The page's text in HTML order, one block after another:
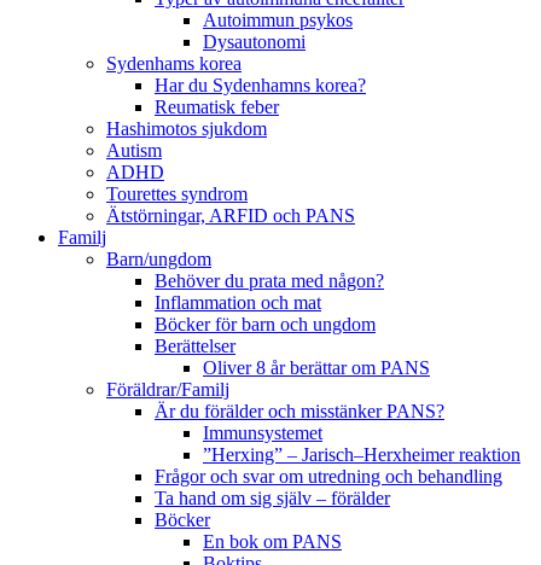
Autoimmun psykos
Dysautonomi
Sydenhams korea
Har du Sydenhamns korea?
Reumatisk feber
Hashimotos sjukdom
Autism
ADHD
Tourettes syndrom
Ätstörningar, ARFID och PANS
Familj
Barn/ungdom
Behöver du prata med någon?
Inflammation och mat
Böcker för barn och ungdom
Berättelser
Oliver 8 år berättar om PANS
Föräldrar/Familj
Är du förälder och misstänker PANS?
Immunsystemet
”Herxing” – Jarisch–Herxheimer reaktion
Frågor och svar om utredning och behandling
Ta hand om sig själv – förälder
Böcker
En bok om PANS